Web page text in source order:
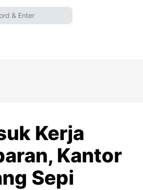
Kerja
Kantor
Sepi